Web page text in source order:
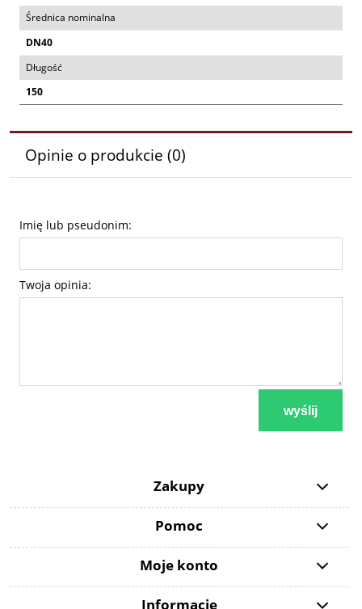
Średnica nominalna
DN40
Długość
150
Opinie o produkcie (0)
Imię lub pseudonim:
Twoja opinia:
wyślij
Zakupy
Pomoc
Moje konto
Informacje